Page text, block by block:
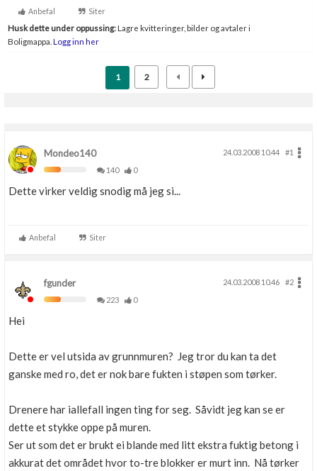
Anbefal Siter
Husk dette under oppussing:Lagre kvitteringer, bilder og avtaler i
Boligmappa. Logg inn her
1 2
Mondeo140 24.03.2008 10.44
#1
140
0
Dette virker veldig snodig må jeg si...
Anbefal Siter
fgunder 24.03.2008 10.46
#2
223
0
Hei
Dette er vel utsida av grunnmuren? Jeg tror du kan ta det
ganske med ro, det er nok bare fukten i støpen som tørker.
Drenere har iallefall ingen ting for seg. Såvidt jeg kan se er
dette et stykke oppe på muren.
Ser ut som det er brukt ei blande med litt ekstra fuktig betong i
akkurat det området hvor to-tre blokker er murt inn. Nå tørker